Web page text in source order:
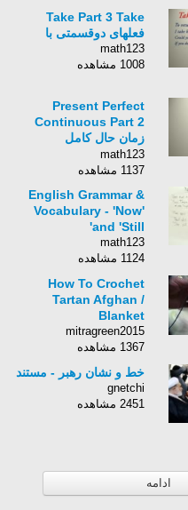
Take Part 3 Take
فعلهای دوقسمتی با
math123
1008 مشاهده
Present Perfect
Continuous Part 2
زمان حال کامل
استمراری
math123
1137 مشاهده
English Grammar &
Vocabulary - 'Now'
and 'Still'
math123
1124 مشاهده
How To Crochet
Tartan Afghan /
Blanket
mitragreen2015
1367 مشاهده
خط و نشان رهبر - مستند
gnetchi
2451 مشاهده
ادامه